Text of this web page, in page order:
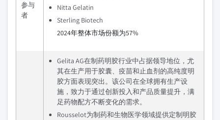
参与
者
Nitta Gelatin
Sterling Biotech
2024年整体市场份额为57%
Gelita AG在制药明胶行业中占据领导地位，尤
其在生产用于胶囊、疫苗和止血剂的高纯度明
胶方面表现突出。该公司在全球拥有生产设
施，致力于通过创新投入和产品质量提升，满
足药物配方不断变化的需求。
Rousselot为制药和生物医学领域提供定制明胶